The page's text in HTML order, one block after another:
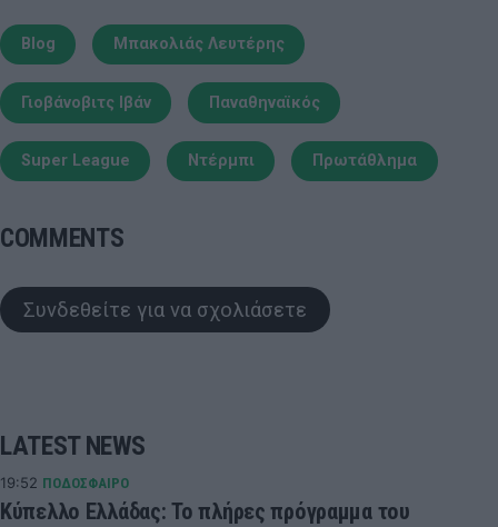
Blog Μπακολιάς Λευτέρης
Γιοβάνοβιτς Ιβάν Παναθηναϊκός
Super League Ντέρμπι Πρωτάθλημα
COMMENTS
Συνδεθείτε για να σχολιάσετε
LATEST NEWS
19:52 ΠΟΔΟΣΦΑΙΡΟ
Κύπελλο Ελλάδας: Το πλήρες πρόγραμμα του